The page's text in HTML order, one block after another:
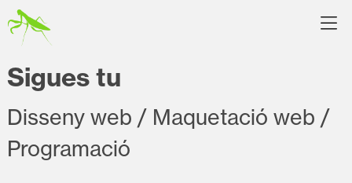
Sigues tu
Disseny web / Maquetació web /
Programació